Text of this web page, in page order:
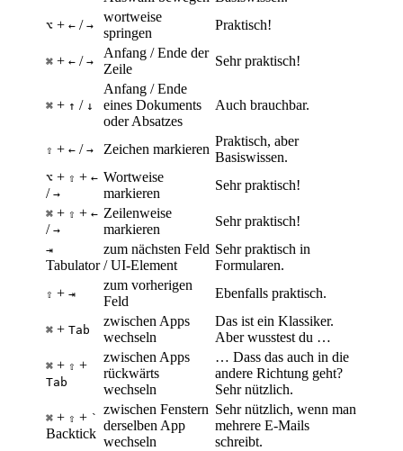
⌥ + ← / →
wortweise
springen
Praktisch!
⌘ + ← / →
Anfang / Ende der
Zeile
Sehr praktisch!
⌘ + ↑ / ↓
Anfang / Ende
eines Dokuments
oder Absatzes
Auch brauchbar.
⇧ + ← / → Zeichen markieren
Praktisch, aber
Basiswissen.
⌥ + ⇧ + ←
/ →
Wortweise
markieren
Sehr praktisch!
⌘ + ⇧ + ←
/ →
Zeilenweise
markieren
Sehr praktisch!
⇥
Tabulator
zum nächsten Feld
/ UI-Element
Sehr praktisch in
Formularen.
⇧ + ⇥
zum vorherigen
Feld
Ebenfalls praktisch.
⌘ + Tab
zwischen Apps
wechseln
Das ist ein Klassiker.
Aber wusstest du …
⌘ + ⇧ +
Tab
zwischen Apps
rückwärts
wechseln
… Dass das auch in die
andere Richtung geht?
Sehr nützlich.
⌘ + ⇧ + `
Backtick
zwischen Fenstern
derselben App
wechseln
Sehr nützlich, wenn man
mehrere E-Mails
schreibt.